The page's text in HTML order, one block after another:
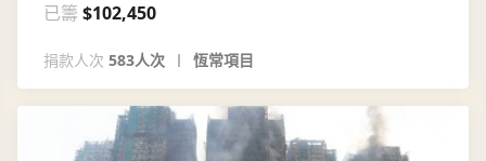
已籌 $102,450
捐款人次 583人次 恆常項目